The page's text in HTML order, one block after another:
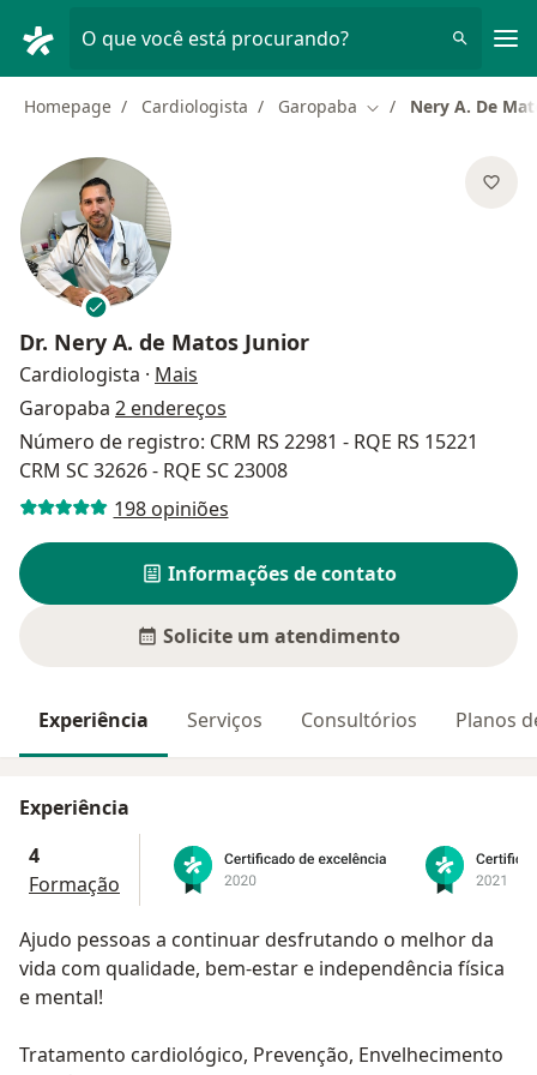
O que você está procurando?
Homepage Cardiologista Garopaba Mudar de cidade
Nery A. De
Dr. Nery A. de Matos Junior
Cardiologista · Mais
Garopaba 2 endereços
Número de registro: CRM RS 22981 - RQE RS 15221
CRM SC 32626 - RQE SC 23008
198 opiniões
Informações de contato
Solicite um atendimento
Experiência Serviços Consultórios Planos
Experiência
4
Formação
Ajudo pessoas a continuar desfrutando o melhor da
vida com qualidade, bem-estar e independência física
e mental!
Tratamento cardiológico, Prevenção, Envelhecimento